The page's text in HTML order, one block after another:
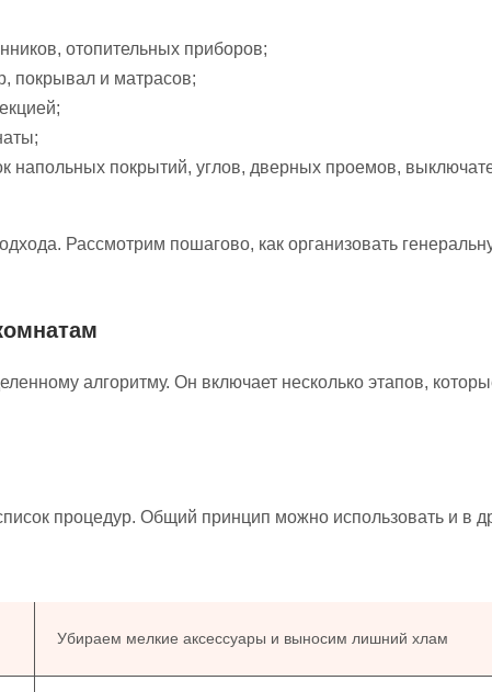
отопительных приборов;
покрывал и матрасов;
напольных покрытий, углов, дверных проемов,
Рассмотрим пошагово, как организовать
алгоритму. Он включает несколько этапов,
процедур. Общий принцип можно использовать и в
Убираем мелкие аксессуары и выносим лишний хлам